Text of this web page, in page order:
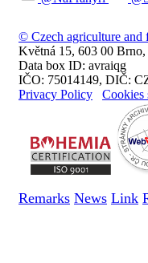
© Czech agriculture and
Květná 15, 603 00 Brno,
Data box ID: avraiqg
IČO: 75014149, DIČ:
Privacy Policy
Cookies
Remarks News Link